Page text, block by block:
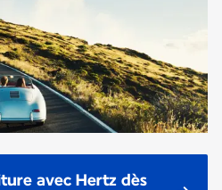
avec Hertz dès